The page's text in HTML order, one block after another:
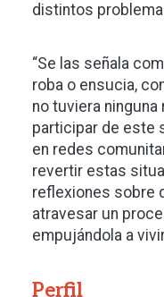
distintos
“Se las señala
roba o ensucia,
no tuviera
participar de este
en redes
revertir estas
reflexiones sobre
atravesar un
empujándola a
Perfil